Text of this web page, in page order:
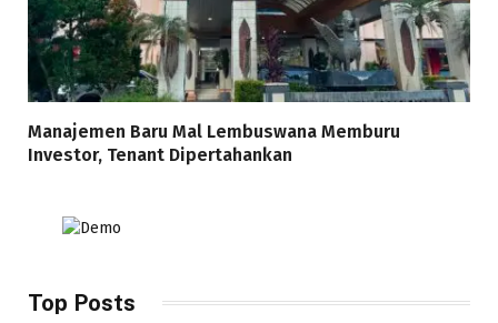
Manajemen Baru Mal Lembuswana Memburu
Investor, Tenant Dipertahankan
Top Posts